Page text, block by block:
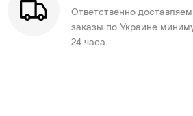
Ответственно
заказы по Украине
24 часа.